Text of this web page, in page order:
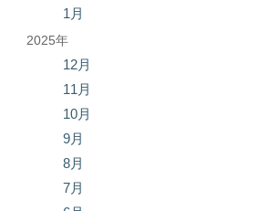
1月
2025年
12月
11月
10月
9月
8月
7月